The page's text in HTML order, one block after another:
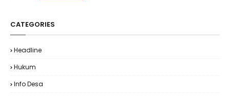
CATEGORIES
Headline
Hukum
Info Desa